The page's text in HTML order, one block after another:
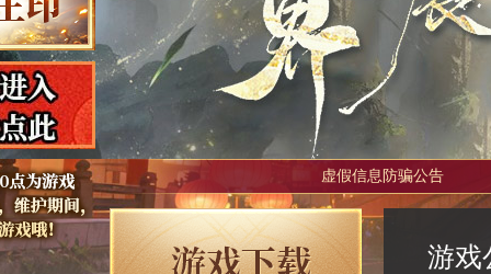
虚假信息防骗公告
游戏